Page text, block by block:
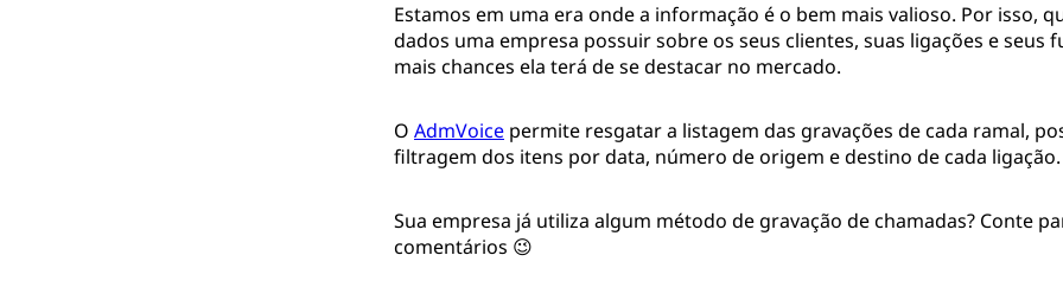
Estamos em uma era onde a informação é o bem mais valioso. Por isso,
dados uma empresa possuir sobre os seus clientes, suas ligações e seus
mais chances ela terá de se destacar no mercado.
O AdmVoice permite resgatar a listagem das gravações de cada ramal,
filtragem dos itens por data, número de origem e destino de cada ligação.
Sua empresa já utiliza algum método de gravação de chamadas? Conte
comentários 😉